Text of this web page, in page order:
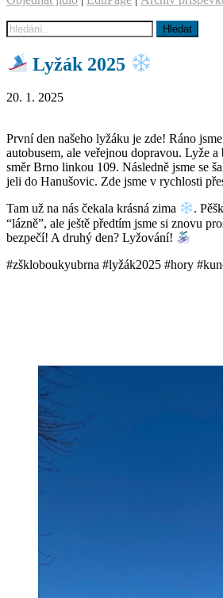
Lyžák 2025
20. 1. 2025
První den našeho lyžáku je zde! Ráno
autobusem, ale veřejnou dopravou. Lyže
směr Brno linkou 109. Následně jsme se
jeli do Hanušovic. Zde jsme v rychlosti
Tam už na nás čekala krásná zima
.
“lázně”, ale ještě předtím jsme si znovu
bezpečí! A druhý den? Lyžování!
#zškloboukyubrna #lyžák2025 #hory